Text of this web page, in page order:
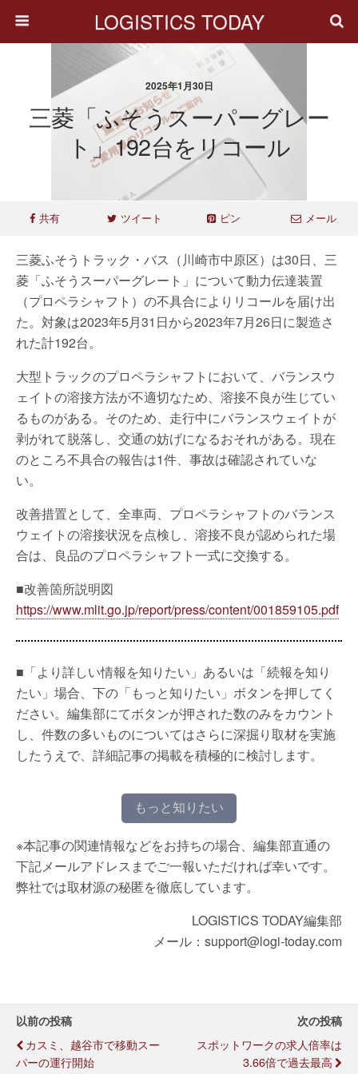
LOGISTICS TODAY
2025年1月30日
三菱「ふそうスーパーグレー
ト」192台をリコール
共有 ツイート ピン メール
三菱ふそうトラック・バス（川崎市中原区）は30日、三
菱「ふそうスーパーグレート」について動力伝達装置
（プロペラシャフト）の不具合によりリコールを届け出
た。対象は2023年5月31日から2023年7月26日に製造さ
れた計192台。
大型トラックのプロペラシャフトにおいて、バランスウ
ェイトの溶接方法が不適切なため、溶接不良が生じてい
るものがある。そのため、走行中にバランスウェイトが
剥がれて脱落し、交通の妨げになるおそれがある。現在
のところ不具合の報告は1件、事故は確認されていな
い。
改善措置として、全車両、プロペラシャフトのバランス
ウェイトの溶接状況を点検し、溶接不良が認められた場
合は、良品のプロペラシャフト一式に交換する。
■改善箇所説明図
https://www.mlit.go.jp/report/press/content/001859105.pdf
■「より詳しい情報を知りたい」あるいは「続報を知り
たい」場合、下の「もっと知りたい」ボタンを押してく
ださい。編集部にてボタンが押された数のみをカウント
し、件数の多いものについてはさらに深掘り取材を実施
したうえで、詳細記事の掲載を積極的に検討します。
もっと知りたい
※本記事の関連情報などをお持ちの場合、編集部直通の
下記メールアドレスまでご一報いただければ幸いです。
弊社では取材源の秘匿を徹底しています。
LOGISTICS TODAY編集部
メール：support@logi-today.com
以前の投稿
カスミ、越谷市で移動スー
パーの運行開始
次の投稿
スポットワークの求人倍率は
3.66倍で過去最高